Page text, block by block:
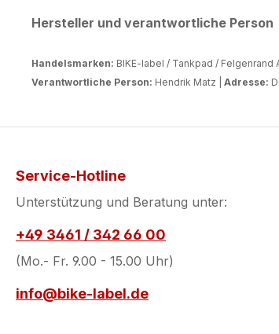
bleiben
Hersteller und verantwortliche Person
Handelsmarken: BIKE-label / Tankpad / Felgenrand
Verantwortliche Person: Hendrik Matz | Adresse:
Service-Hotline
Unterstützung und Beratung unter:
+49 3461 / 342 66 00
(Mo.- Fr. 9.00 - 15.00 Uhr)
info@bike-label.de